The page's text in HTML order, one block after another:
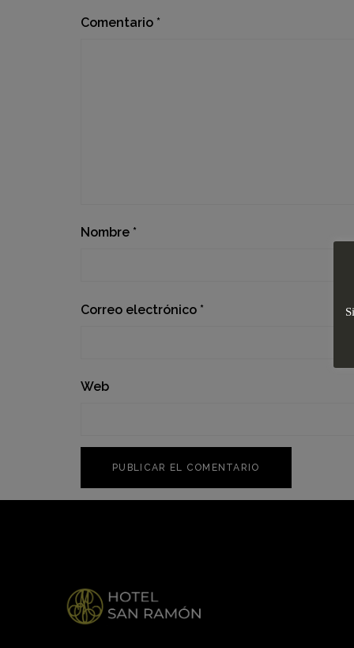
Comentario *
Nombre *
Correo electrónico *
Web